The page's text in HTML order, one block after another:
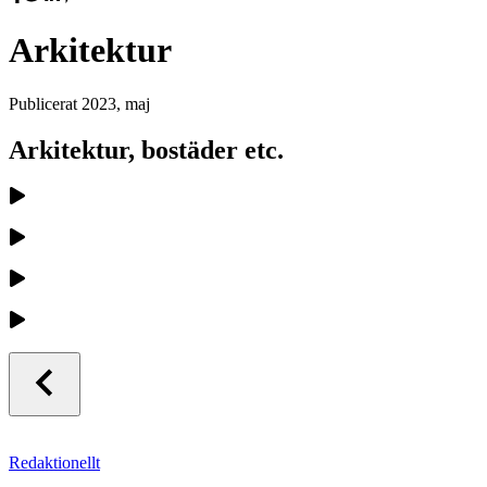
Arkitektur
Publicerat 2023, maj
Arkitektur, bostäder etc.
Redaktionellt